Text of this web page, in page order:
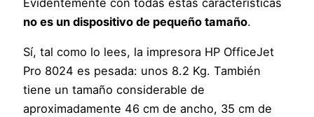
no es un dispositivo de pequeño tamaño.
Sí, tal como lo lees, la impresora HP OfficeJet
Pro 8024 es pesada: unos 8.2 Kg. También
tiene un tamaño considerable de
aproximadamente 46 cm de ancho, 35 cm de